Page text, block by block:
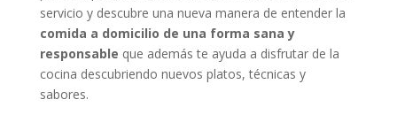
servicio y descubre una nueva manera de entender la
comida a domicilio de una forma sana y
responsable que además te ayuda a disfrutar de la
cocina descubriendo nuevos platos, técnicas y
sabores.